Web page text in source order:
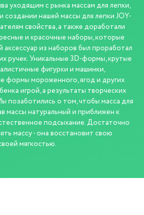
уходящим с рынка массам для лепки,
нашей массы для лепки JOY-
свойства, а также доработали
и красочные наборы, которые
из наборов был проработал
ручек. Уникальные 3D-формы, крутые
фигурки и машинки,
формы мороженного, ягод и других
игрой, а результаты творческих
позаботились о том, чтобы масса для
массы натуральный и приближен к
подсыхание. Достаточно
массу - она восстановит свою
мягкостью.